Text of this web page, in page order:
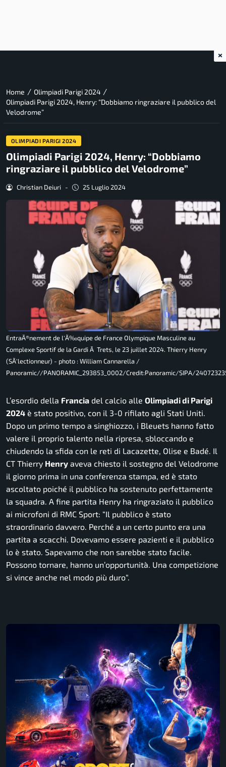
Home / Olimpiadi Parigi 2024 /
Olimpiadi Parigi 2024, Henry: “Dobbiamo ringraziare il pubblico del
Velodrome”
OLIMPIADI PARIGI 2024
Olimpiadi Parigi 2024, Henry: “Dobbiamo
ringraziare il pubblico del Velodrome”
Christian Deiuri - 25 Luglio 2024
EntraÃ®nement de l'Ã‰quipe de France Olympique Masculine au
Complexe Sportif de la Gardi Ã Trets, le 23 juillet 2024. Thierry Henry
(SÃ'lectionneur) - photo : William Cannarella /
Panoramic//PANORAMIC_293853_0002/Credit:Panoramic/SIPA/
L’esordio della Francia del calcio alle Olimpiadi di Parigi
2024 è stato positivo, con il 3-0 rifilato agli Stati Uniti.
Dopo un primo tempo a singhiozzo, i Bleuets hanno fatto
valere il proprio talento nella ripresa, sbloccando e
chiudendo la sfida con le reti di Lacazette, Olise e Badé. Il
CT Thierry Henry aveva chiesto il sostegno del Velodrome
il giorno prima in una conferenza stampa, ed è stato
ascoltato poiché il pubblico ha sostenuto perfettamente
la squadra. A fine partita Henry ha ringraziato il pubblico
ai microfoni di RMC Sport: “Il pubblico è stato
straordinario davvero. Perché a un certo punto era una
partita a scacchi. Dovevamo essere pazienti e il pubblico
lo è stato. Sapevamo che non sarebbe stato facile.
Possono tornare, hanno un’opportunità. Una competizione
si vince anche nel modo più duro“.
×